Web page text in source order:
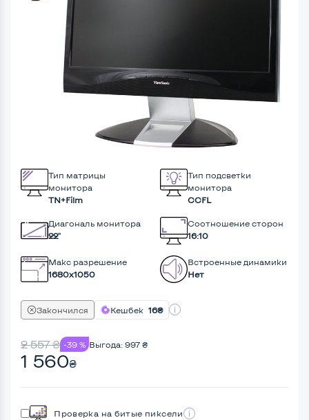
Тип матрицы
монитора
TN+Film
Тип подсветки
монитора
CCFL
Диагональ монитора
22"
Соотношение сторон
16:10
Макс разрешение
1680x1050
Встроенные динамики
Нет
Закончился Кешбек 16₴
2 557₴ -39 % Выгода: 997 ₴
1 560₴
Проверка на битые пиксели